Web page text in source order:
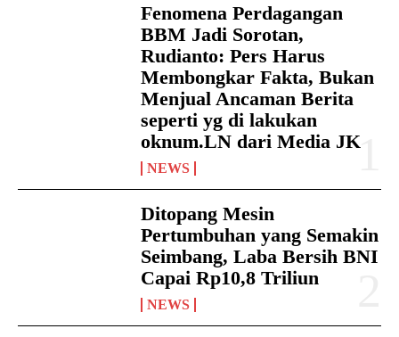
Fenomena Perdagangan
BBM Jadi Sorotan,
Rudianto: Pers Harus
Membongkar Fakta, Bukan
Menjual Ancaman Berita
seperti yg di lakukan
oknum.LN dari Media JK
NEWS
Ditopang Mesin
Pertumbuhan yang Semakin
Seimbang, Laba Bersih BNI
Capai Rp10,8 Triliun
NEWS